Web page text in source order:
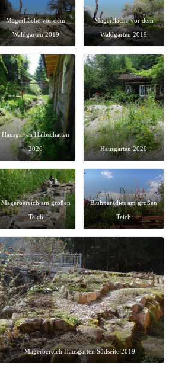
Magerfläche vor dem
Waldgarten 2019
Magerfläche vor dem
Waldgarten 2019
Hausgarten Halbschatten
2020
Hausgarten 2020
Magerbereich am großen
Teich
Blühparadies am großen
Teich
Magerbereich Hausgarten Südseite 2019